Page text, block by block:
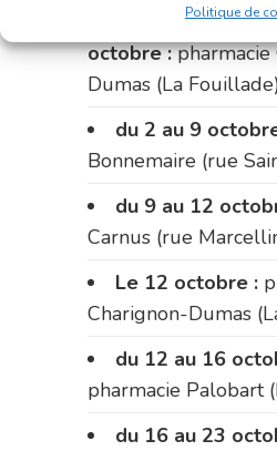
Politique de
Du 28
octobre :pharmacie
Dumas (La
du 2 au 9
Bonnemaire (rue
du 9 au 12
Carnus (rue
Le 12 octobre :
Charignon-Dumas
du 12 au 16
pharmacie Palobart
du 16 au 23